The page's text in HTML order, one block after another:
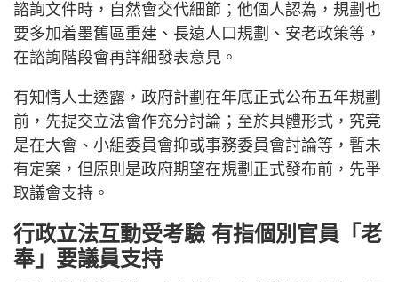
諮詢文件時，自然會交代細節；他個人認為，規劃也
要多加着墨舊區重建、長遠人口規劃、安老政策等，
在諮詢階段會再詳細發表意見。
有知情人士透露，政府計劃在年底正式公布五年規劃
前，先提交立法會作充分討論；至於具體形式，究竟
是在大會、小組委員會抑或事務委員會討論等，暫未
有定案，但原則是政府期望在規劃正式發布前，先爭
取議會支持。
行政立法互動受考驗 有指個別官員「老
奉」要議員支持